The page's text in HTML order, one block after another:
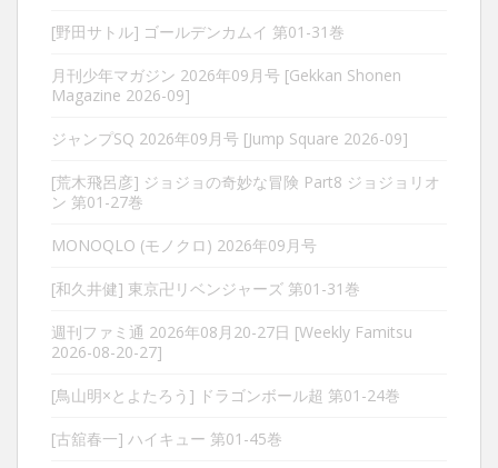
[野田サトル] ゴールデンカムイ 第01-31巻
月刊少年マガジン 2026年09月号 [Gekkan Shonen
Magazine 2026-09]
ジャンプSQ 2026年09月号 [Jump Square 2026-09]
[荒木飛呂彦] ジョジョの奇妙な冒険 Part8 ジョジョリオ
ン 第01-27巻
MONOQLO (モノクロ) 2026年09月号
[和久井健] 東京卍リベンジャーズ 第01-31巻
週刊ファミ通 2026年08月20-27日 [Weekly Famitsu
2026-08-20-27]
[鳥山明×とよたろう] ドラゴンボール超 第01-24巻
[古舘春一] ハイキュー 第01-45巻